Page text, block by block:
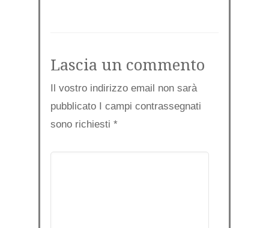
Lascia un commento
Il vostro indirizzo email non sarà
pubblicato I campi contrassegnati
sono richiesti *